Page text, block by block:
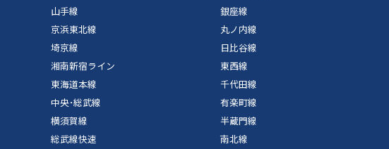
山手線
京浜東北線
埼京線
湘南新宿ライン
東海道本線
中央･総武線
横須賀線
総武線快速
銀座線
丸ノ内線
日比谷線
東西線
千代田線
有楽町線
半蔵門線
南北線